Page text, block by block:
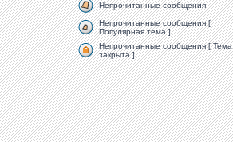
Непрочитанные сообщения
Непрочитанные сообщения [
Популярная тема ]
Непрочитанные сообщения [ Тема
закрыта ]